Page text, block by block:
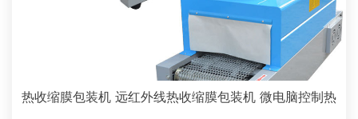
热收缩膜包装机 远红外线热收缩膜包装机 微电脑控制热